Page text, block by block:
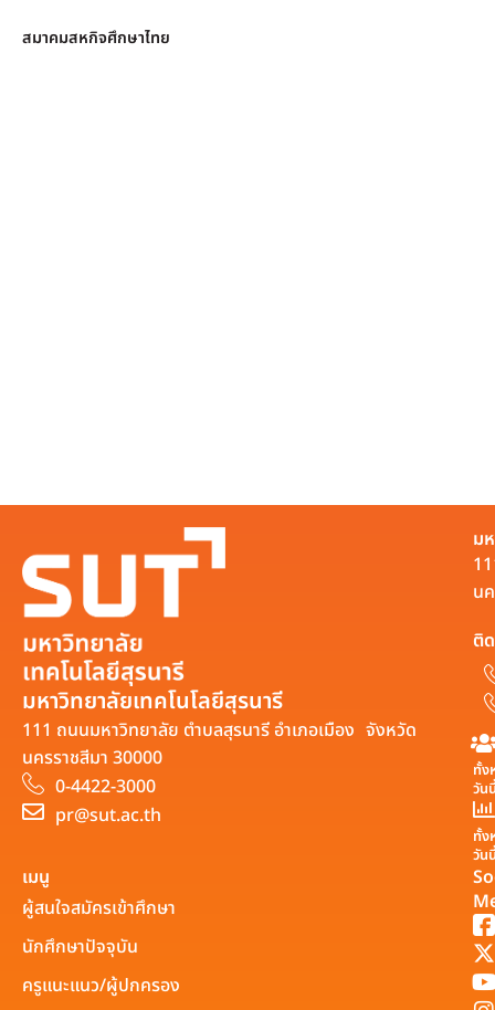
สมาคมสหกิจศึกษาไทย
มหาวิทยาลัยเทคโนโลยีสุรนารี
111 ถนนมหาวิทยาลัย ตำบลสุรนารี อำเภอเมือง จังหวัด
นครราชสีมา 30000
0-4422-3000
pr@sut.ac.th
ม
น
ติ
ทั้ง
วัน
ทั้ง
วัน
เมนู
ผู้สนใจสมัครเข้าศึกษา
นักศึกษาปัจจุบัน
ครูแนะแนว/ผู้ปกครอง